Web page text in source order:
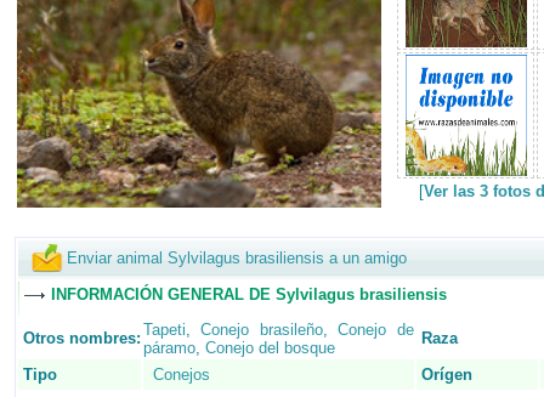
[Ver las 3 fotos
Enviar animal Sylvilagus brasiliensis a un amigo
INFORMACIÓN GENERAL DE Sylvilagus brasiliensis
Otros nombres: Tapeti,Conejo brasileño,Conejo de
páramo, Conejo del bosque
Raza
Tipo
Conejos
Orígen